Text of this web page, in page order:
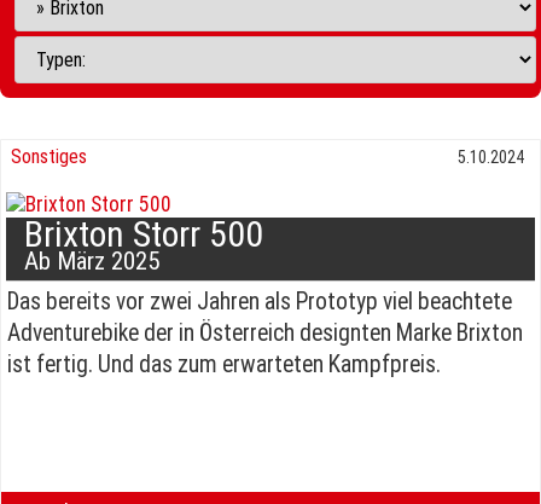
5.10.2024
Sonstiges
Brixton Storr 500
Ab März 2025
Das bereits vor zwei Jahren als Prototyp viel beachtete
Adventurebike der in Österreich designten Marke Brixton
ist fertig. Und das zum erwarteten Kampfpreis.